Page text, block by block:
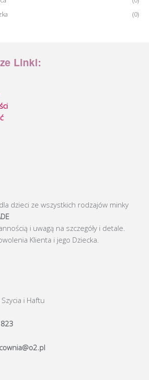
(0)
Linki:
dzieci ze wszystkich rodzajów minky
i uwagą na szczegóły i detale.
Klienta i jego Dziecka.
i Haftu